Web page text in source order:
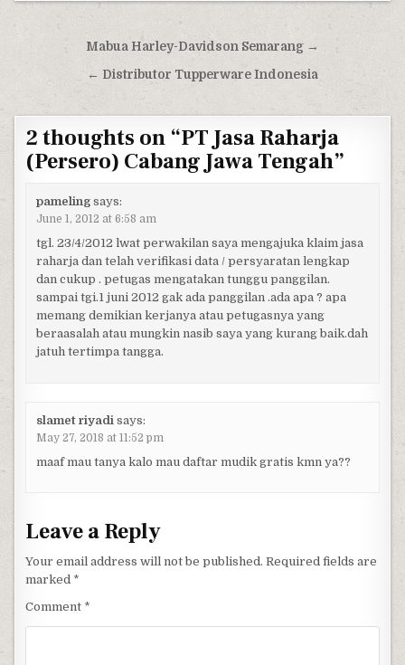
Post navigation
Mabua Harley-Davidson Semarang →
← Distributor Tupperware Indonesia
2 thoughts on “PT Jasa Raharja
(Persero) Cabang Jawa Tengah”
pameling says:
June 1, 2012 at 6:58 am
tgl. 23/4/2012 lwat perwakilan saya mengajuka klaim jasa
raharja dan telah verifikasi data / persyaratan lengkap
dan cukup . petugas mengatakan tunggu panggilan.
sampai tgi.1 juni 2012 gak ada panggilan .ada apa ? apa
memang demikian kerjanya atau petugasnya yang
beraasalah atau mungkin nasib saya yang kurang baik.dah
jatuh tertimpa tangga.
slamet riyadi says:
May 27, 2018 at 11:52 pm
maaf mau tanya kalo mau daftar mudik gratis kmn ya??
Leave a Reply
Your email address will not be published. Required fields are
marked *
Comment *